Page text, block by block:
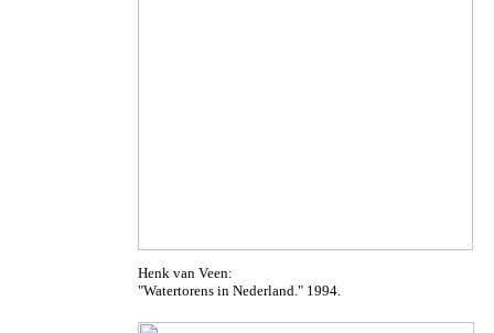
Henk van Veen:
"Watertorens in Nederland." 1994.